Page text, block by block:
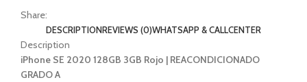
Share:
DESCRIPTIONREVIEWS (0)WHATSAPP & CALLCENTER
Description
iPhone SE 2020 128GB 3GB Rojo | REACONDICIONADO
GRADO A